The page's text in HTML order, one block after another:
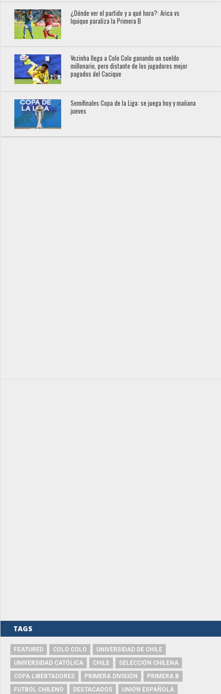
¿Dónde ver el partido y a qué hora?: Arica vs
Iquique paraliza la Primera B
Vozinha llega a Colo Colo ganando un sueldo
millonario, pero distante de los jugadores mejor
pagados del Cacique
Semifinales Copa de la Liga: se juega hoy y mañana
jueves
TAGS
FEATURED COLO COLO
UNIVERSIDAD DE CHILE
UNIVERSIDAD CATÓLICA
CHILE
SELECCIÓN CHILENA
COPA LIBERTADORES
PRIMERA DIVISIÓN
PRIMERA B
FUTBOL CHILENO
DESTACADOS
UNIÓN ESPAÑOLA